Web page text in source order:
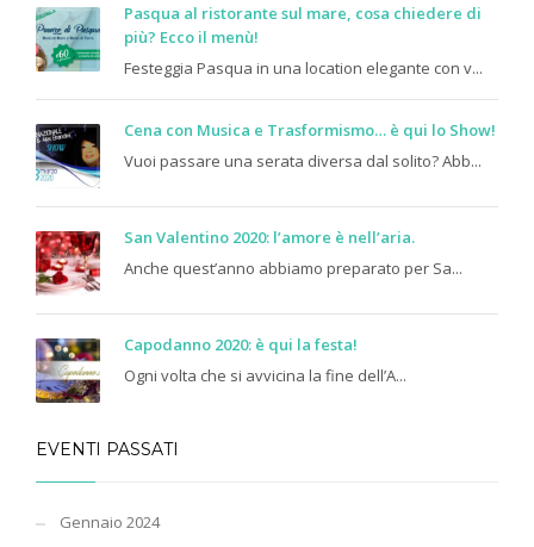
Pasqua al ristorante sul mare, cosa chiedere di
più? Ecco il menù!
Festeggia Pasqua in una location elegante con v...
Cena con Musica e Trasformismo… è qui lo Show!
Vuoi passare una serata diversa dal solito? Abb...
San Valentino 2020: l’amore è nell’aria.
Anche quest’anno abbiamo preparato per Sa...
Capodanno 2020: è qui la festa!
Ogni volta che si avvicina la fine dell’A...
EVENTI PASSATI
Gennaio 2024